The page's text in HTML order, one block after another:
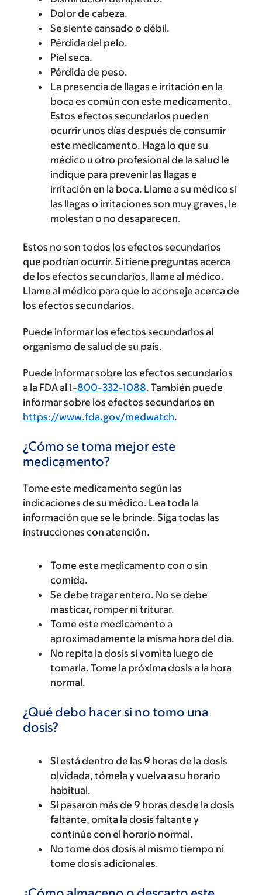
Dolor de cabeza.
Se siente cansado o débil.
Pérdida del pelo.
Piel seca.
Pérdida de peso.
La presencia de llagas e irritación en la
boca es común con este medicamento.
Estos efectos secundarios pueden
ocurrir unos días después de consumir
este medicamento. Haga lo que su
médico u otro profesional de la salud le
indique para prevenir las llagas e
irritación en la boca. Llame a su médico si
las llagas o irritaciones son muy graves, le
molestan o no desaparecen.
Estos no son todos los efectos secundarios
que podrían ocurrir. Si tiene preguntas acerca
de los efectos secundarios, llame al médico.
Llame al médico para que lo aconseje acerca de
los efectos secundarios.
Puede informar los efectos secundarios al
organismo de salud de su país.
Puede informar sobre los efectos secundarios
a la FDA al 1-800-332-1088. También puede
informar sobre los efectos secundarios en
https://www.fda.gov/medwatch.
¿Cómo se toma mejor este
medicamento?
Tome este medicamento según las
indicaciones de su médico. Lea toda la
información que se le brinde. Siga todas las
instrucciones con atención.
Tome este medicamento con o sin
comida.
Se debe tragar entero. No se debe
masticar, romper ni triturar.
Tome este medicamento a
aproximadamente la misma hora del día.
No repita la dosis si vomita luego de
tomarla. Tome la próxima dosis a la hora
normal.
¿Qué debo hacer si no tomo una
dosis?
Si está dentro de las 9 horas de la dosis
olvidada, tómela y vuelva a su horario
habitual.
Si pasaron más de 9 horas desde la dosis
faltante, omita la dosis faltante y
continúe con el horario normal.
No tome dos dosis al mismo tiempo ni
tome dosis adicionales.